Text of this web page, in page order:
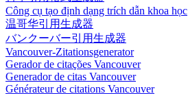
Công cụ tạo định dạng trích dẫn khoa học
温哥华引用生成器
バンクーバー引用生成器
Vancouver-Zitationsgenerator
Gerador de citações Vancouver
Generador de citas Vancouver
Générateur de citations Vancouver